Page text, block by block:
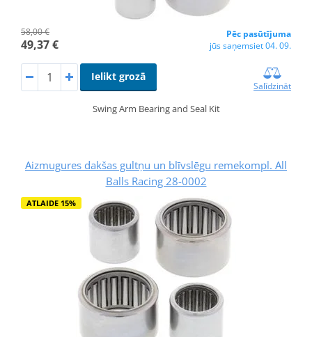
58,00 €
49,37 €
Pēc pasūtījuma
jūs saņemsiet 04. 09.
Ielikt grozā
Salīdzināt
Swing Arm Bearing and Seal Kit
Aizmugures dakšas gultņu un blīvslēgu remekompl. All
Balls Racing 28-0002
ATLAIDE 15%